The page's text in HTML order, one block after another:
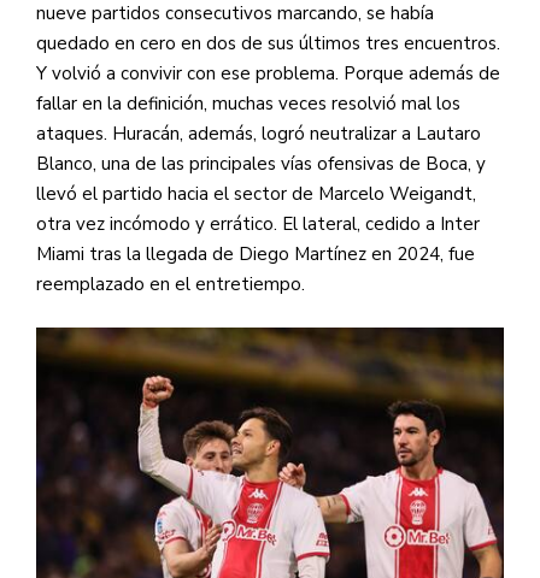
nueve partidos consecutivos marcando, se había
quedado en cero en dos de sus últimos tres encuentros.
Y volvió a convivir con ese problema. Porque además de
fallar en la definición, muchas veces resolvió mal los
ataques. Huracán, además, logró neutralizar a Lautaro
Blanco, una de las principales vías ofensivas de Boca, y
llevó el partido hacia el sector de Marcelo Weigandt,
otra vez incómodo y errático. El lateral, cedido a Inter
Miami tras la llegada de Diego Martínez en 2024, fue
reemplazado en el entretiempo.